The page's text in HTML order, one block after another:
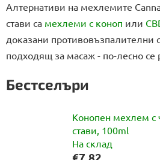
Алтернативи на мехлемите
стави са мехлеми с коноп или
доказани противовъзпалителни
подходящ за масаж - по-лесно се
Бестселъри
Конопен мехлем с
стави, 100ml
На склад